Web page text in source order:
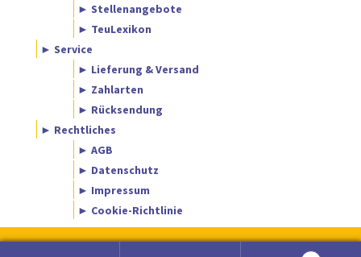
► Stellenangebote
► TeuLexikon
► Service
► Lieferung & Versand
► Zahlarten
► Rücksendung
► Rechtliches
► AGB
► Datenschutz
► Impressum
► Cookie-Richtlinie